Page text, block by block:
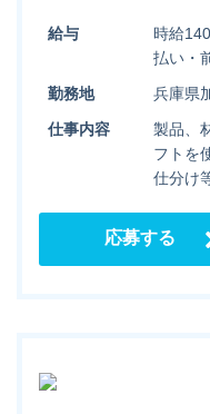
給与
時給
払い・
勤務地
兵庫県
仕事内容
製品、
フトを
仕分け
応募する